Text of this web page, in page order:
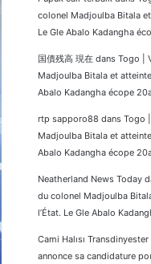
colonel Madjoulba Bitala
Le Gle Abalo Kadangha
国債残高 現在 dans Togo |
Madjoulba Bitala et
Abalo Kadangha écope
rtp sapporo88 dans Togo
Madjoulba Bitala et
Abalo Kadangha écope
Neatherland News Today
du colonel Madjoulba
l’État. Le Gle Abalo
Cami Halısı Transdinyester
annonce sa candidature